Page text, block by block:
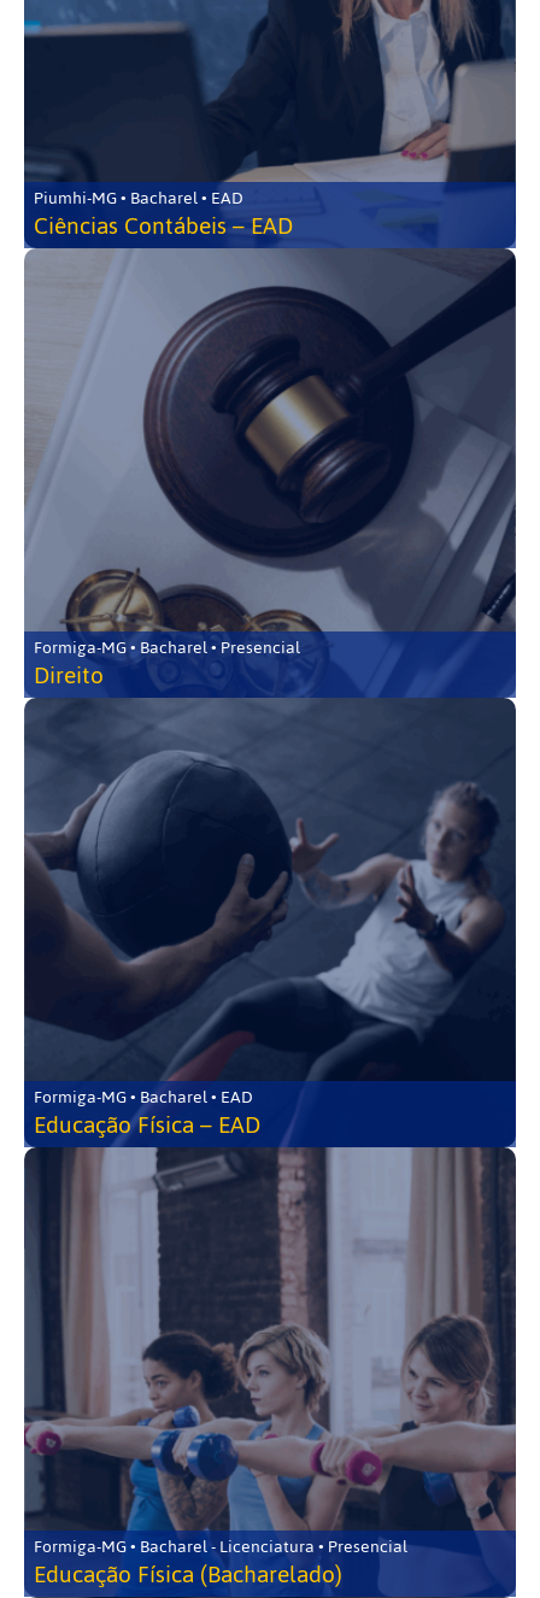
Piumhi-MG • Bacharel • EAD
Ciências Contábeis – EAD
Formiga-MG • Bacharel • Presencial
Direito
Formiga-MG • Bacharel • EAD
Educação Física – EAD
Formiga-MG • Bacharel - Licenciatura • Presencial
Educação Física (Bacharelado)